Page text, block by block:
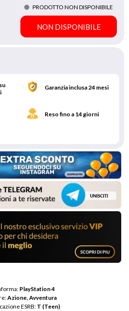
PRODOTTO NON DISPONIBILE
NON DISPONIBILE
Garanzia inclusa 24 mesi
Reso fino a 14 giorni
PlayStation 4
Azione, Avventura
ESRB: T (Teen)